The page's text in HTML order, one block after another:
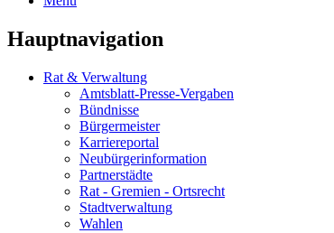
Hauptnavigation
Rat & Verwaltung
Amtsblatt-Presse-Vergaben
Bündnisse
Bürgermeister
Karriereportal
Neubürgerinformation
Partnerstädte
Rat - Gremien - Ortsrecht
Stadtverwaltung
Wahlen